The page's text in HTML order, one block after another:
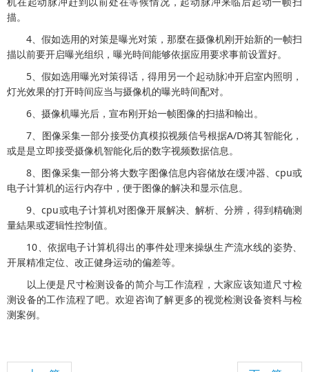
描。
4、假如选用的对策是曝光对策，那麼在摄像机刚开始新的一帧扫
描以前要开启曝光组织，曝光時间能够依据应用要求事前设置好。
5、假如选用曝光对策得话，得用另一个起动脉冲开启室内照明，
灯光效果的打开時间应当与摄像机的曝光時间配对。
6、摄像机曝光后，宣布刚开始一帧图像的扫描和輸出。
7、图像采集一部分接受仿真模拟视频信号根据A/D将其智能化，
或是是立即接受摄像机智能化后的数字视频数据信息。
8、图像采集一部分将大数字图像信息内容储放在缓冲器、cpu或
电子计算机的运行内存中，便于图像的解决和显示信息。
9、cpu或电子计算机对图像开展解决、解析、分辨，得到精确测
量結果或逻辑性控制值。
10、依据电子计算机得出的事件处理来操纵生产流水线的姿势、
开展精准定位、改正健身运动的偏差等。
以上便是尺寸检测设备的简介与工作流程，大家应该知道尺寸检
测设备的工作流程了吧。欢迎咨询了解更多的视觉检测设备资料与检
测案例。